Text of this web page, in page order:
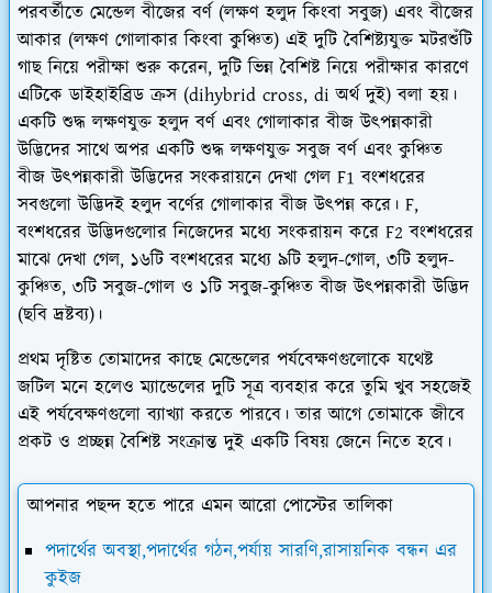
পরবর্তীতে মেন্ডেল বীজের বর্ণ (লক্ষণ হলুদ কিংবা সবুজ) এবং বীজের
আকার (লক্ষণ গোলাকার কিংবা কুঞ্চিত) এই দুটি বৈশিষ্ট্যযুক্ত মটরশুঁটি
গাছ নিয়ে পরীক্ষা শুরু করেন, দুটি ভিন্ন বৈশিষ্ট নিয়ে পরীক্ষার কারণে
এটিকে ডাইহাইব্রিড ক্রস (dihybrid cross, di অর্থ দুই) বলা হয়।
একটি শুদ্ধ লক্ষণযুক্ত হলুদ বর্ণ এবং গোলাকার বীজ উৎপন্নকারী
উদ্ভিদের সাথে অপর একটি শুদ্ধ লক্ষণযুক্ত সবুজ বর্ণ এবং কুঞ্চিত
বীজ উৎপন্নকারী উদ্ভিদের সংকরায়নে দেখা গেল F1 বংশধরের
সবগুলো উদ্ভিদই হলুদ বর্ণের গোলাকার বীজ উৎপন্ন করে। F,
বংশধরের উদ্ভিদগুলোর নিজেদের মধ্যে সংকরায়ন করে F2 বংশধরের
মাঝে দেখা গেল, ১৬টি বংশধরের মধ্যে ৯টি হলুদ-গোল, ৩টি হলুদ-
কুঞ্চিত, ৩টি সবুজ-গোল ও ১টি সবুজ-কুঞ্চিত বীজ উৎপন্নকারী উদ্ভিদ
(ছবি দ্রষ্টব্য)।
প্রথম দৃষ্টিত তোমাদের কাছে মেন্ডেলের পর্যবেক্ষণগুলোকে যথেষ্ট
জটিল মনে হলেও ম্যান্ডেলের দুটি সূত্র ব্যবহার করে তুমি খুব সহজেই
এই পর্যবেক্ষণগুলো ব্যাখ্যা করতে পারবে। তার আগে তোমাকে জীবে
প্রকট ও প্রচ্ছন্ন বৈশিষ্ট সংক্রান্ত দুই একটি বিষয় জেনে নিতে হবে।
আপনার পছন্দ হতে পারে এমন আরো পোস্টের তালিকা
পদার্থের অবস্থা,পদার্থের গঠন,পর্যায় সারণি,রাসায়নিক বন্ধন এর
কুইজ